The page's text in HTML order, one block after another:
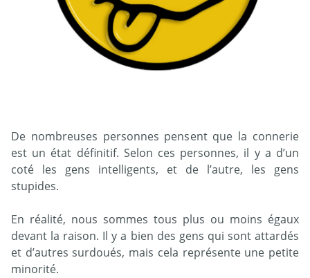
De nombreuses personnes pensent que la connerie
est un état définitif. Selon ces personnes, il y a d’un
coté les gens intelligents, et de l’autre, les gens
stupides.
En réalité, nous sommes tous plus ou moins égaux
devant la raison. Il y a bien des gens qui sont attardés
et d’autres surdoués, mais cela représente une petite
minorité.